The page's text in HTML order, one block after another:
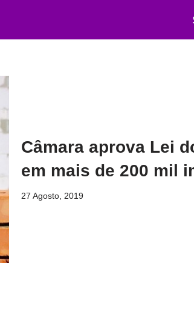
Câmara aprova Lei
em mais de 200 mil
27 Agosto, 2019